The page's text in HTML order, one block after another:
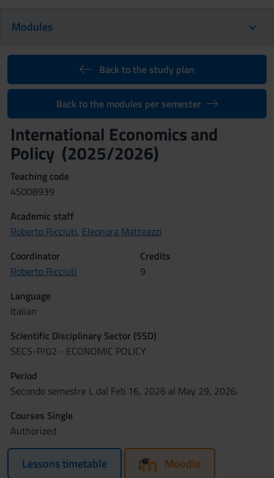
Modules
Back to the study plan
Back to the modules per semester
International Economics and
Policy (2025/2026)
Teaching code
4S008939
Academic staff
Roberto Ricciuti, Eleonora Matteazzi
Coordinator
Roberto Ricciuti
Credits
9
Language
Italian
Scientific Disciplinary Sector (SSD)
SECS-P/02 - ECONOMIC POLICY
Period
Secondo semestre L dal Feb 16, 2026 al May 29, 2026.
Courses Single
Authorized
Lessons timetable Moodle